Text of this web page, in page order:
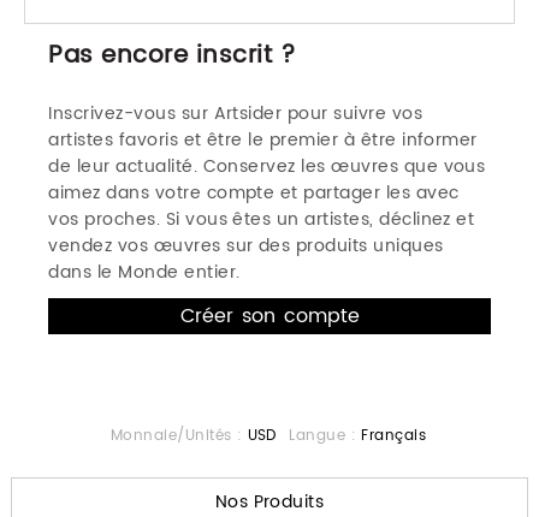
Pas encore inscrit ?
Inscrivez-vous sur Artsider pour suivre vos
artistes favoris et être le premier à être informer
de leur actualité. Conservez les œuvres que vous
aimez dans votre compte et partager les avec
vos proches. Si vous êtes un artistes, déclinez et
vendez vos œuvres sur des produits uniques
dans le Monde entier.
Monnaie/Unités : USD Langue : Français
Nos Produits